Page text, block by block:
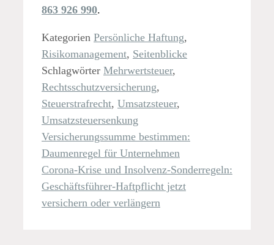
863 926 990.
Kategorien Persönliche Haftung,
Risikomanagement, Seitenblicke
Schlagwörter Mehrwertsteuer,
Rechtsschutzversicherung,
Steuerstrafrecht, Umsatzsteuer,
Umsatzsteuersenkung
Versicherungssumme bestimmen:
Daumenregel für Unternehmen
Corona-Krise und Insolvenz-Sonderregeln:
Geschäftsführer-Haftpflicht jetzt
versichern oder verlängern